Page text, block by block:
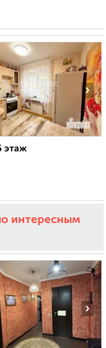
›
этаж
интересным
›